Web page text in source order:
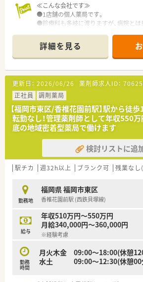
≪こんな会社です≫
●1店舗の個人薬局です。
●診療科も多岐に渡りますが、病院と
●処方箋はそれほど多くありませんが、
剤師3人になるような体制を組んでおり
≪派遣でのお仕事とは≫
弊社の派遣社員としてご登録いただき
間お仕事をしていただくスタイルです。
≪こんな方は派遣就業がオススメ≫
●経験、スキルをいかして高収入ご希望
●勉強のために、いろいろな薬局で経験
●旅行等で定期的に連休を取りたい方
●転居の可能性があり、期間を区切って
●正社員で希望に合った転職先が見つ
せたくない方
詳細を見る
更新日： 2026/06/26 薬剤師求人ID：
正社員
調剤薬局
【福岡市東区/香椎花園前駅】駅から徒
転勤なし！管理薬剤師として年収550
底の地域密着型薬局で働けます
検討リストに追
駅チカ 週32h以上 ブランク可 残業なし
勤務地
福岡県 福岡市東区
香椎花園前駅 (西鉄貝塚線)
給与
年収510万円～550万円
月給340,000円～360,000円
※経験考慮
勤務
時間
月火木金 09:00〜18:00(休憩
水土 09:00〜12:30(休憩00